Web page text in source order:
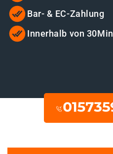
Bar- & EC-Zahlung
Innerhalb von